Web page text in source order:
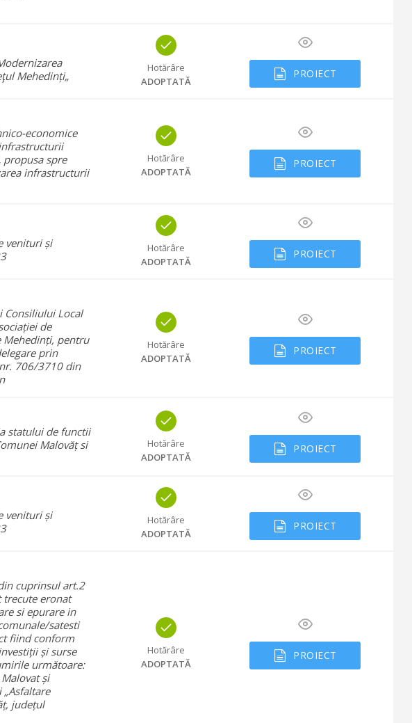
Mehedinți„
Hotărâre
ADOPTATĂ
PROIECT
economice
spre
infrastructurii
Hotărâre
ADOPTATĂ
PROIECT
venituri și
Hotărâre
ADOPTATĂ
PROIECT
Consiliului Local
de
Mehedinți, pentru
prin
706/3710 din
Hotărâre
ADOPTATĂ
PROIECT
statului de functii
Malovăț si
Hotărâre
ADOPTATĂ
PROIECT
venituri și
Hotărâre
ADOPTATĂ
PROIECT
cuprinsul art.2
trecute eronat
si epurare in
satesti
fiind conform
și surse
următoare:
și
județul
Hotărâre
ADOPTATĂ
PROIECT